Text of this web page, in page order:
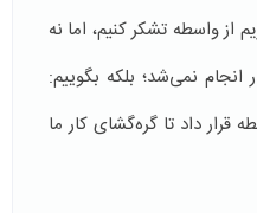
از واسطه تشکر کنیم، اما نه
انجام نمی‌شد؛ بلکه بگوییم:
قرار داد تا گره‌گشای کار ما